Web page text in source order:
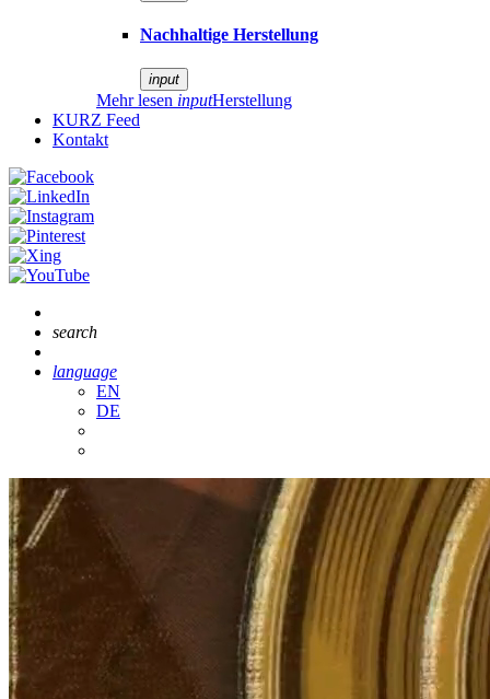
Nachhaltige Herstellung
input
Mehr lesen inputHerstellung
KURZ Feed
Kontakt
search
language
EN
DE